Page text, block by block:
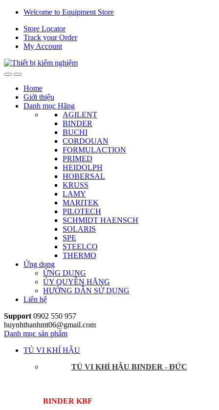
Skip
navigation
Skip
content
Welcome to Equipment Store
Store Locator
Track your Order
My Account
Home
Giới thiệu
Danh mục Hãng
AGILENT
BINDER
BUCHI
CORDOUAN
FORMULACTION
PRIMED
HEIDOLPH
HOBERSAL
KRUSS
LAMY
MARITEK
PILOTECH
SCHMIDT HAENSCH
SOLARIS
SPE
STEELCO
THERMO
Ứng dụng
ỨNG DỤNG
ỦY QUYỀN HÃNG
HƯỚNG DẪN SỬ DỤNG
Liên hệ
Support 0902 550 957
huynhthanhmt06@gmail.com
Danh mục sản phẩm
TỦ VI KHÍ HẬU
TỦ VI KHÍ HẬU BINDER - ĐỨC
BINDER KBF